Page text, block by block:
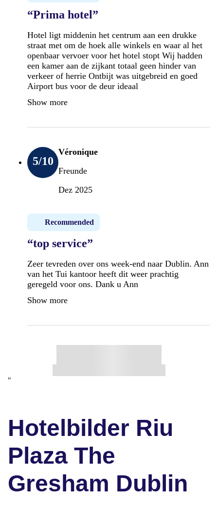
“Prima hotel”
Hotel ligt middenin het centrum aan een drukke
straat met om de hoek alle winkels en waar al het
openbaar vervoer voor het hotel stopt Wij hadden
een kamer aan de zijkant totaal geen hinder van
verkeer of herrie Ontbijt was uitgebreid en goed
Airport bus voor de deur ideaal
Show more
5/10
Véronique
Freunde
Dez 2025
Recommended
“top service”
Zeer tevreden over ons week-end naar Dublin. Ann
van het Tui kantoor heeft dit weer prachtig
geregeld voor ons. Dank u Ann
Show more
"
Hotelbilder Riu
Plaza The
Gresham Dublin